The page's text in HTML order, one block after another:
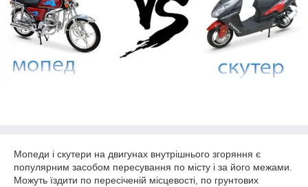
Мопеди і скутери на двигунах внутрішнього згоряння є
популярним засобом пересування по місту і за його межами.
Можуть їздити по пересіченій місцевості, по грунтових